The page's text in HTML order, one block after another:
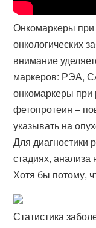
Онкомаркеры
онкологических
внимание
маркеров: РЭА,
онкомаркеры
фетопротеин –
указывать на
Для диагностики
стадиях, анализа
Хотя бы потому,
Статистика